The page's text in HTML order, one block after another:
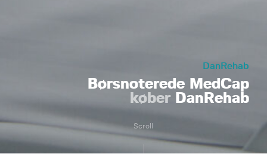
DanRehab
Børsnoterede MedCap
køberDanRehab
Scroll